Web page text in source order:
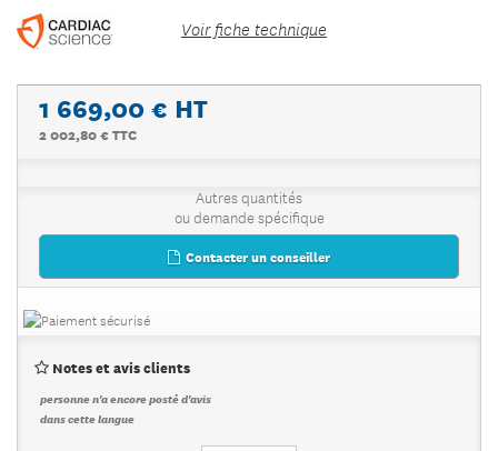
Voir fiche technique
1 669,00 € HT
2 002,80 € TTC
Autres quantités
ou demande spécifique
Contacter un conseiller
Notes et avis clients
personne n'a encore posté d'avis
dans cette langue